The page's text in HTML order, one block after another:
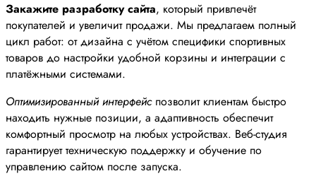
Закажите разработку сайта, который привлечёт
покупателей и увеличит продажи. Мы предлагаем полный
цикл работ: от дизайна с учётом специфики спортивных
товаров до настройки удобной корзины и интеграции с
платёжными системами.
Оптимизированный интерфейспозволит клиентам быстро
находить нужные позиции, а адаптивность обеспечит
комфортный просмотр на любых устройствах. Веб-студия
гарантирует техническую поддержку и обучение по
управлению сайтом после запуска.